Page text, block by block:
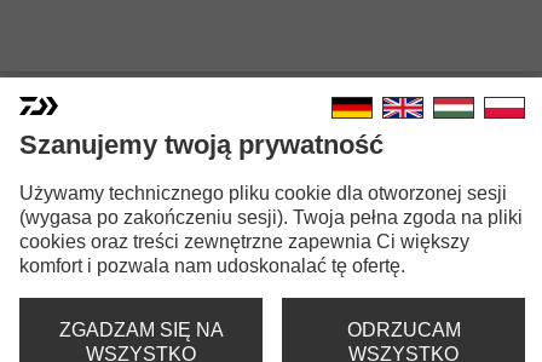
J-BRAID EXPEDITION X8
Wersje modeli: 3
Plecionka | multi-color
Szanujemy twoją prywatność
Używamy technicznego pliku cookie dla otworzonej sesji
(wygasa po zakończeniu sesji). Twoja pełna zgoda na pliki
cookies oraz treści zewnętrzne zapewnia Ci większy
komfort i pozwala nam udoskonalać tę ofertę.
ZGADZAM SIĘ NA
WSZYSTKO
ODRZUCAM
WSZYSTKO